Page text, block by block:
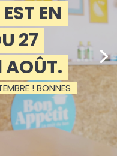
EN
27
AOÛT.
! BONNES